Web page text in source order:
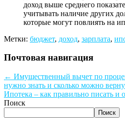
доход выше среднего
учитывать наличие других
которые могут повлиять на
Метки: бюджет, доход, зарплата,
Почтовая навигация
← Имущественный вычет по
нужно знать и сколько можно
Ипотека – как правильно писать и
Поиск
Поиск